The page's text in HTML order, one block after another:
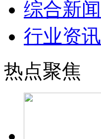
综合新闻
行业资讯
热点聚焦